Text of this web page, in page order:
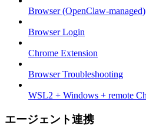
Browser (OpenClaw-managed)
Browser Login
Chrome Extension
Browser Troubleshooting
WSL2 + Windows + remote
エージェント連携